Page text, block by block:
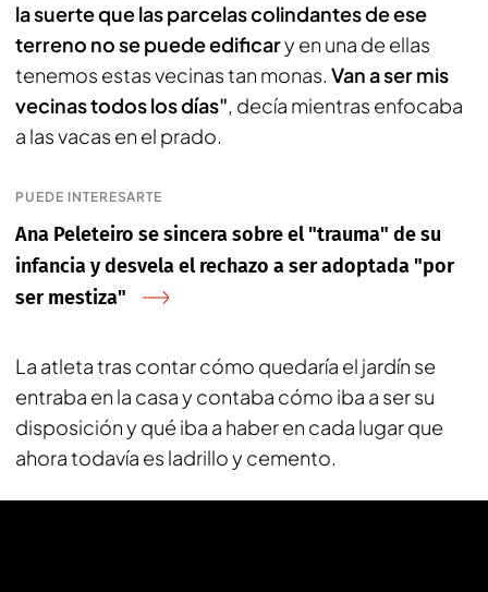
la suerte que las parcelas colindantes de ese
terreno no se puede edificary en una de ellas
tenemos estas vecinas tan monas. Van a ser mis
vecinas todos los días", decía mientras enfocaba
a las vacas en el prado.
PUEDE INTERESARTE
Ana Peleteiro se sincera sobre el "trauma" de su
infancia y desvela el rechazo a ser adoptada "por
ser mestiza"
La atleta tras contar cómo quedaría el jardín se
entraba en la casa y contaba cómo iba a ser su
disposición y qué iba a haber en cada lugar que
ahora todavía es ladrillo y cemento.